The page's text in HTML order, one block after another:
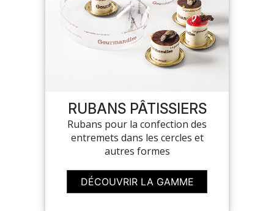
RUBANS PÂTISSIERS
Rubans pour la confection des
entremets dans les cercles et
autres formes
DÉCOUVRIR LA GAMME